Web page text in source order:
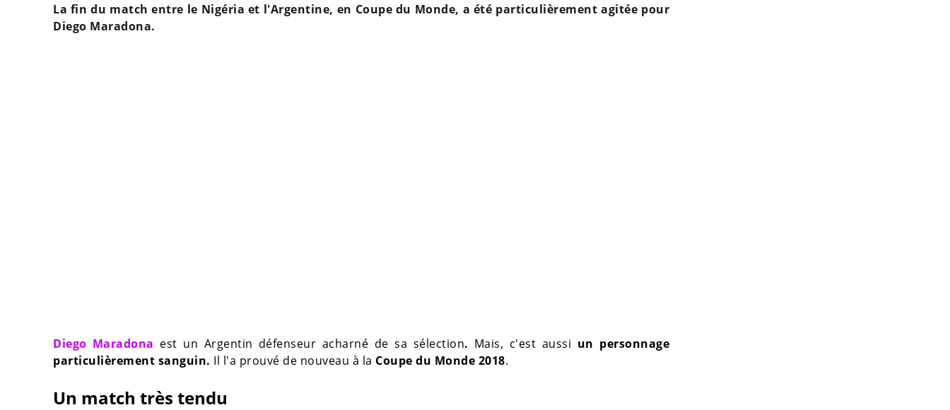
La fin du match entre le Nigéria et l'Argentine, en Coupe du Monde, a été particulièrement agitée pour
Diego Maradona.
Diego Maradona est un Argentin défenseur acharné de sa sélection. Mais, c'est aussi un personnage
particulièrement sanguin. Il l'a prouvé de nouveau à la Coupe du Monde 2018.
Un match très tendu